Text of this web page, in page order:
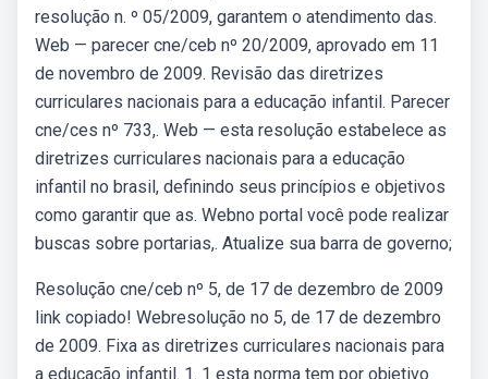
resolução n. º 05/2009, garantem o atendimento das.
Web — parecer cne/ceb nº 20/2009, aprovado em 11
de novembro de 2009. Revisão das diretrizes
curriculares nacionais para a educação infantil. Parecer
cne/ces nº 733,. Web — esta resolução estabelece as
diretrizes curriculares nacionais para a educação
infantil no brasil, definindo seus princípios e objetivos
como garantir que as. Webno portal você pode realizar
buscas sobre portarias,. Atualize sua barra de governo;
Resolução cne/ceb nº 5, de 17 de dezembro de 2009
link copiado! Webresolução no 5, de 17 de dezembro
de 2009. Fixa as diretrizes curriculares nacionais para
a educação infantil. 1. 1 esta norma tem por objetivo